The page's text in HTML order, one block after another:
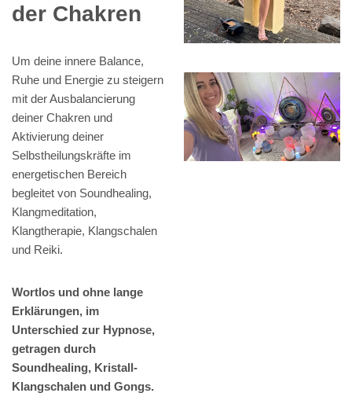
der Chakren
Um deine innere Balance,
Ruhe und Energie zu steigern
mit der Ausbalancierung
deiner Chakren und
Aktivierung deiner
Selbstheilungskräfte im
energetischen Bereich
begleitet von Soundhealing,
Klangmeditation,
Klangtherapie, Klangschalen
und Reiki.
Wortlos und ohne lange
Erklärungen, im
Unterschied zur Hypnose,
getragen durch
Soundhealing, Kristall-
Klangschalen und Gongs.